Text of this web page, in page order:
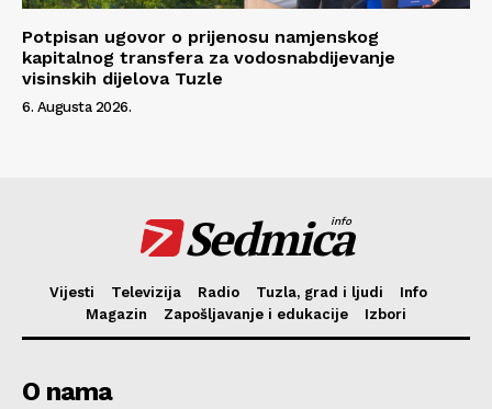
Potpisan ugovor o prijenosu namjenskog
kapitalnog transfera za vodosnabdijevanje
visinskih dijelova Tuzle
6. Augusta 2026.
Sedmica
info
Vijesti Televizija Radio Tuzla, grad i ljudi
Info
Magazin
Zapošljavanje i edukacije Izbori
O nama